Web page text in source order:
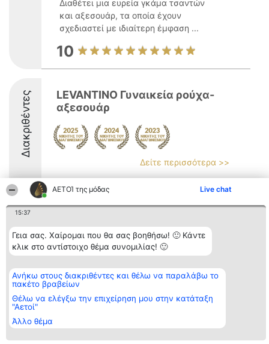
ΑΕΤΟΊ της μόδας Live chat
15:37
Γεια σας. Χαίρομαι που θα σας βοηθήσω! 🙂 Κάντε
κλικ στο αντίστοιχο θέμα συνομιλίας! 🙂
Ανήκω στους διακριθέντες και θέλω να παραλάβω το
πακέτο βραβείων
Θέλω να ελέγξω την επιχείρηση μου στην κατάταξη
"Αετοί"
Άλλο θέμα
Διαθέτει μια ευρεία γκάμα τσαντών
και αξεσουάρ, τα οποία έχουν
σχεδιαστεί με ιδιαίτερη έμφαση ...
10
Διακριθέντες
LEVANTINO Γυναικεία ρούχα-
αξεσουάρ
Δείτε περισσότερα >>
8.5
Διοργανωτής της
κατάταξης
BEAUTIFUL COMPANY
Μονοπρόσωπη ΙΚΕ
2104128019
email:
aetoi@beautifulcompany.co
Κατάταξη
Διακριθέντες
Λίστα όλων
των
Μεθοδολογία
Όροι &
ΠΟΛΙΤΙΚΗ
Επικοινωνία
Επικοινωνία